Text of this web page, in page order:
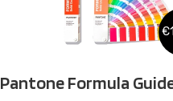
Pantone Formula Guide